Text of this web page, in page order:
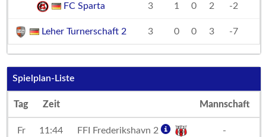
FC Sparta 3 1 0 2 -2
Leher Turnerschaft 2 3 0 0 3 -7
Spielplan-Liste
Tag Zeit Mannschaft
Fr 11:44 FFI Frederikshavn 2 -